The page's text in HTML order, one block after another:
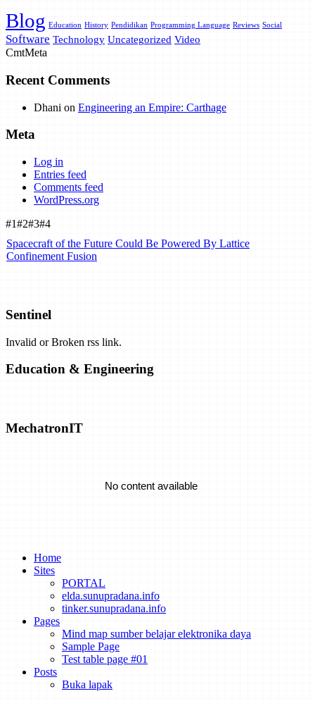
Blog Education History Pendidikan Programming Language Reviews Social
Software Technology Uncategorized Video
CmtMeta
Recent Comments
Dhani on Engineering an Empire: Carthage
Meta
Log in
Entries feed
Comments feed
WordPress.org
#1#2#3#4
Spacecraft of the Future Could Be Powered By Lattice
Confinement Fusion
Without Carbon
Zimbabwe Hopes Rural Electrification Can Stop Deforestation.
The Privatization of Puerto Rico's Power Grid Is Mired in
Controversy
How the Pandemic Impacts U.S. Electricity Usage
New Microsatellite Will Focus on Industrial Methane Emissions
Sentinel
Invalid or Broken rss link.
Education & Engineering
MechatronIT
No content available
Home
Sites
PORTAL
elda.sunupradana.info
tinker.sunupradana.info
Pages
Mind map sumber belajar elektronika daya
Sample Page
Test table page #01
Posts
Buka lapak